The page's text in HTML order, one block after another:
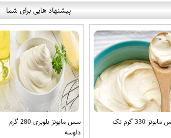
پیشنهاد هایی برای شما
330 گرم تک
سس مایونز بلوبری 280 گرم
دلوسه